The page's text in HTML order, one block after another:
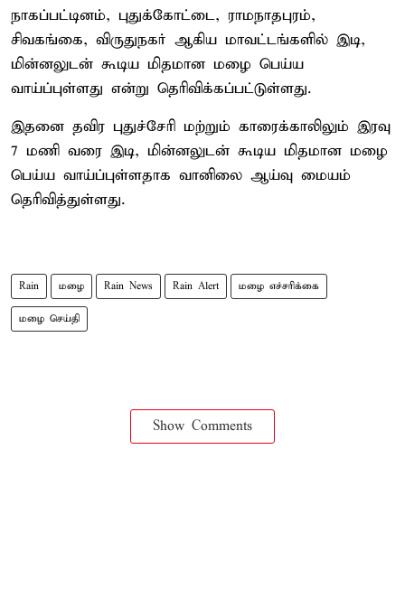
நாகப்பட்டினம், புதுக்கோட்டை, ராமநாதபுரம்,
சிவகங்கை, விருதுநகர் ஆகிய மாவட்டங்களில் இடி,
மின்னலுடன் கூடிய மிதமான மழை பெய்ய
வாய்ப்புள்ளது என்று தெரிவிக்கப்பட்டுள்ளது.
இதனை தவிர புதுச்சேரி மற்றும் காரைக்காலிலும் இரவு
7 மணி வரை இடி, மின்னலுடன் கூடிய மிதமான மழை
பெய்ய வாய்ப்புள்ளதாக வானிலை ஆய்வு மையம்
தெரிவித்துள்ளது.
Rain மழை Rain News Rain Alert மழை எச்சரிக்கை
மழை செய்தி
Show Comments